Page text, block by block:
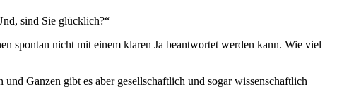
sind Sie glücklich?“
spontan nicht mit einem klaren Ja beantwortet werden kann. Wie viel
Ganzen gibt es aber gesellschaftlich und sogar wissenschaftlich